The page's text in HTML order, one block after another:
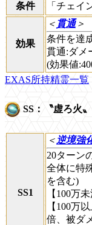
条件 「チェイ
効果
＜ 貫通＞
条件を達
貫通:ダメ
(効果値
EXAS所持精霊一覧
SS：〝虚ろ火
SS1
＜ 逆境強
20ターン
全体に特
を含む)
【100万
【100万
倍、被ダ